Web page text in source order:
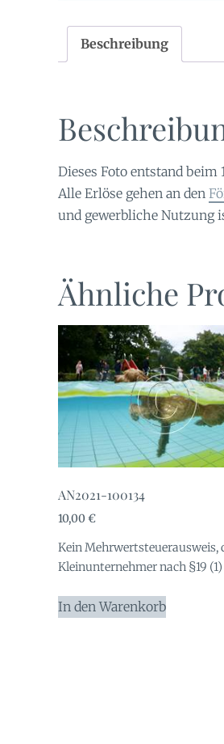
Beschreibung
Dieses Foto entstand beim
Alle Erlöse gehen an den
und gewerbliche Nutzung
Ähnliche
AN2021-100134
10,00 €
Kein Mehrwertsteuerausweis,
Kleinunternehmer nach §19 (1)
In den Warenkorb